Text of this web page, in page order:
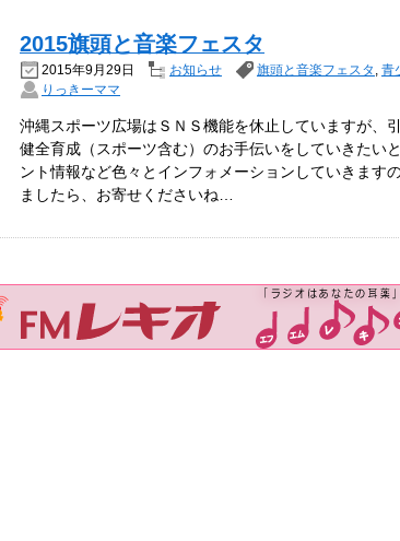
2015旗頭と音楽フェスタ
2015年9月29日 お知らせ 旗頭と音楽フェスタ , 青
りっきーママ
沖縄スポーツ広場はＳＮＳ機能を休止していますが、
健全育成（スポーツ含む）のお手伝いをしていきたい
ント情報など色々とインフォメーションしていきます
ましたら、お寄せくださいね…